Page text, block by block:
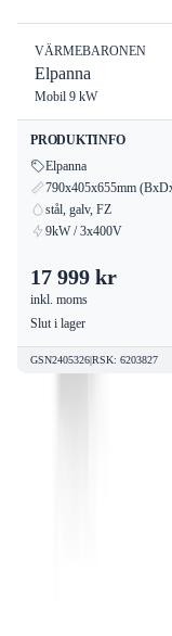
VÄRMEBARONEN
Elpanna
Mobil 9 kW
PRODUKTINFO
Elpanna
790x405x655mm
stål, galv, FZ
9kW / 3x400V
17 999 kr
inkl. moms
Slut i lager
GSN2405326|RSK: 6203827